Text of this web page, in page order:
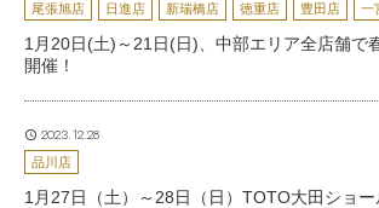
尾張旭店 日進店 新瑞橋店 徳重店 豊田店 一
1月20日(土)～21日(日)、中部エリア全店舗で
開催！
2023.12.28
品川店
1月27日（土）～28日（日）TOTO大田ショ